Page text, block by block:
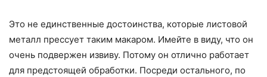
Это не единственные достоинства, которые листовой
металл прессует таким макаром. Имейте в виду, что он
очень подвержен извиву. Потому он отлично работает
для предстоящей обработки. Посреди остального, по